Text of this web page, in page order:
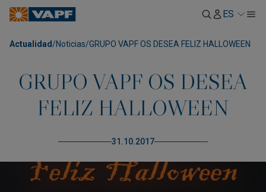
ES
Actualidad /Noticias/GRUPO VAPF OS DESEA FELIZ HALLOWEEN
GRUPO VAPF OS DESEA
FELIZ HALLOWEEN
31.10.2017